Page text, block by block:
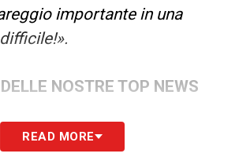
importante in una
NOSTRE TOP NEWS
READ MORE